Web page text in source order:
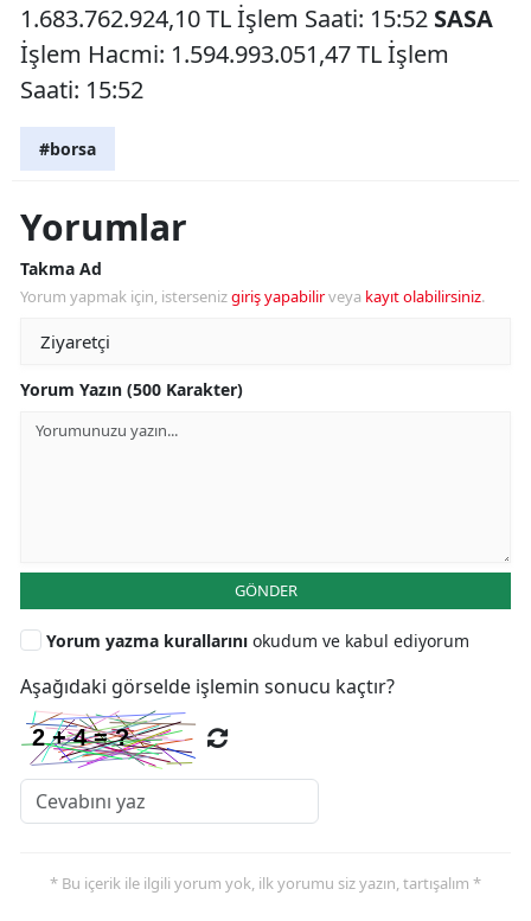
1.683.762.924,10 TL İşlem Saati: 15:52 SASA
İşlem Hacmi: 1.594.993.051,47 TL İşlem
Saati: 15:52
#borsa
Yorumlar
Takma Ad
Yorum yapmak için, istersenizgiriş yapabilirveya kayıt olabilirsiniz.
Yorum Yazın (500 Karakter)
GÖNDER
Yorum yazma kurallarını okudum ve kabul ediyorum
Aşağıdaki görselde işlemin sonucu kaçtır?
* Bu içerik ile ilgili yorum yok, ilk yorumu siz yazın, tartışalım *